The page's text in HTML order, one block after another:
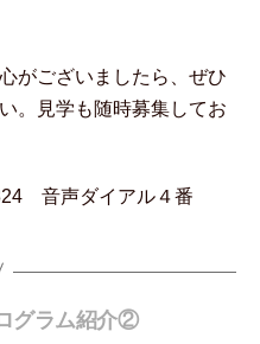
がございましたら、ぜひ
。見学も随時募集してお
音声ダイアル４番
グラム紹介②